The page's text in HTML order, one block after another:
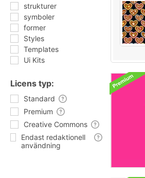
strukturer
symboler
former
Styles
Templates
Ui Kits
Licens typ:
Standard
Premium
Creative Commons
Endast redaktionell
användning